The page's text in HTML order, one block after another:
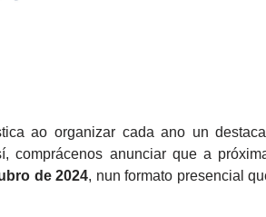
ao organizar cada ano un
comprácenos anunciar que a
de 2024, nun formato presencial